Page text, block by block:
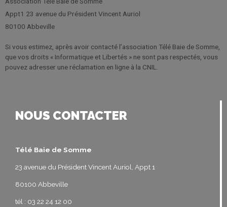
Appt1 23 avenue du Président Vincent Auriol
80100 Abbeville
Si vous estimez, après avoir contacté l’association Télé Baie de Somme,
que vos droits « Informatique et Libertés » ne sont pas respectés, vous
pouvez adresser une réclamation en ligne à la CNIL.
NOUS CONTACTER
Télé Baie de Somme
23 avenue du Président Vincent Auriol, Appt 1
80100 Abbeville
tél : 03 22 24 12 00